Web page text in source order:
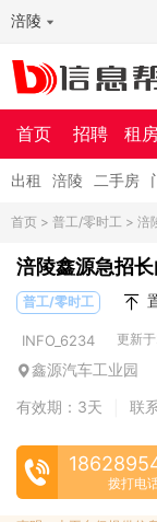
涪陵
首页 招聘 租
出租 涪陵 二手房
首页 > 普工/零时工 > 涪
涪陵鑫源急招
普工/零时工
INFO_6234 更新
鑫源汽车工业园
有效期：3天
联
拨打电